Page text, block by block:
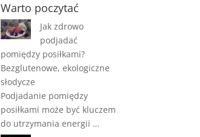
Warto poczytać
Jak zdrowo
podjadać
pomiędzy posiłkami?
Bezglutenowe, ekologiczne
słodycze
Podjadanie pomiędzy
posiłkami może być kluczem
do utrzymania energii …